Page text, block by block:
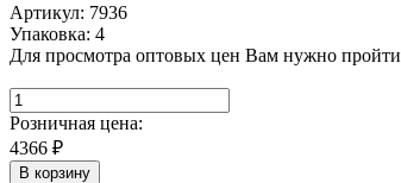
Артикул: 7936
Упаковка: 4
Для просмотра оптовых цен Вам нужно пройти
Розничная цена:
4366 ₽
В корзину